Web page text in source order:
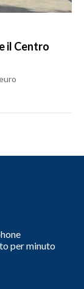
il Centro
per minuto